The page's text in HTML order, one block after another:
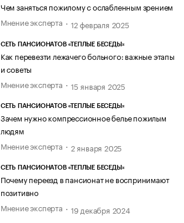
Чем заняться пожилому с ослабленным зрением
Мнение эксперта
12 февраля 2025
СЕТЬ ПАНСИОНАТОВ «ТЕПЛЫЕ БЕСЕДЫ»
Как перевезти лежачего больного: важные этапы
и советы
Мнение эксперта
15 января 2025
СЕТЬ ПАНСИОНАТОВ «ТЕПЛЫЕ БЕСЕДЫ»
Зачем нужно компрессионное белье пожилым
людям
Мнение эксперта
2 января 2025
СЕТЬ ПАНСИОНАТОВ «ТЕПЛЫЕ БЕСЕДЫ»
Почему переезд в пансионат не воспринимают
позитивно
Мнение эксперта
19 декабря 2024